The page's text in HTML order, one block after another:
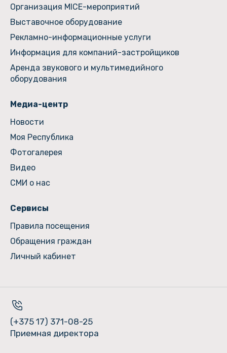
Организация MICE-мероприятий
Выставочное оборудование
Рекламно-информационные услуги
Информация для компаний-застройщиков
Аренда звукового и мультимедийного
оборудования
Медиа-центр
Новости
Моя Республика
Фотогалерея
Видео
СМИ о нас
Сервисы
Правила посещения
Обращения граждан
Личный кабинет
(+375 17) 371-08-25
Приемная директора